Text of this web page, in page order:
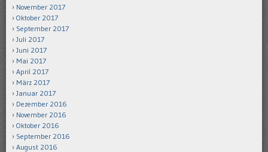
November 2017
Oktober 2017
September 2017
Juli 2017
Juni 2017
Mai 2017
April 2017
März 2017
Januar 2017
Dezember 2016
November 2016
Oktober 2016
September 2016
August 2016